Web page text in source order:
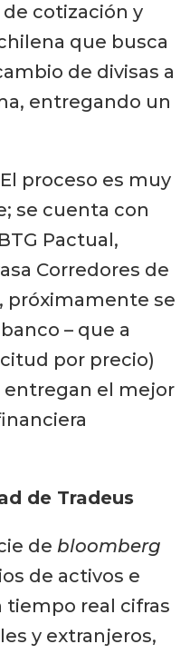
cotización y
que busca
de divisas a
entregando un
proceso es muy
se cuenta con
Pactual,
Corredores de
próximamente se
– que a
por precio)
entregan el mejor
de Tradeus
de bloomberg
de activos e
tiempo real cifras
y extranjeros,